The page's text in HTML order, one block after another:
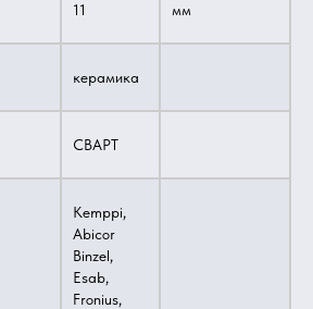
11 мм
керамика
СВАРТ
Kemppi,
Abicor
Binzel,
Esab,
Fronius,